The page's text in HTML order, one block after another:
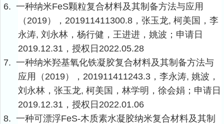
6. 一种纳米FeS颗粒复合材料及其制备方法与应用
（ 2019）， 201911411300.8 ，张玉龙, 柯美国，李
永涛, 刘永林，杨行健，王进进，姚波；申请日
2019.12.31 ，授权日 2022.05.28
7. 一种纳米羟基氧化铁凝胶复合材料及其制备方法与
应用（ 2019）， 201911411243.3 ，李永涛, 姚波，
刘永林，张玉龙, 柯美国，林学明，徐会娟；申请日
2019.12.31 ，授权日 2022.01.06
8. 一种可漂浮FeS-木质素水凝胶纳米复合材料及其制